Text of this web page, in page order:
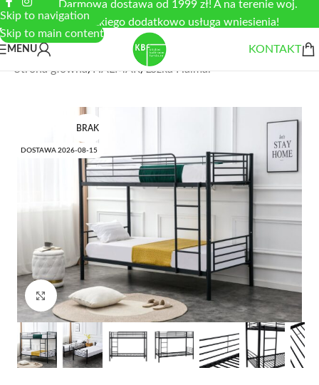
Skip to navigation
Skip to main content
Darmowa dostawa od 1999 zł! A na terenie woj.
łódzkiego dodatkowo usługa wniesienia!
MENU
KONTAKT
Strona główna/ HALMAR/Łóżka Halmar
BRAK
DOSTAWA 2026-08-15
Zobacz duże zdjęcie